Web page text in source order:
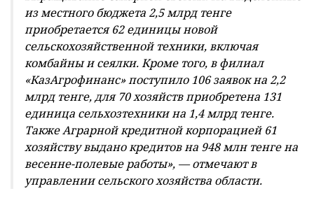
из местного бюджета 2,5 млрд тенге
приобретается 62 единицы новой
сельскохозяйственной техники, включая
комбайны и сеялки. Кроме того, в филиал
«КазАгрофинанс» поступило 106 заявок на 2,2
млрд тенге, для 70 хозяйств приобретена 131
единица сельхозтехники на 1,4 млрд тенге.
Также Аграрной кредитной корпорацией 61
хозяйству выдано кредитов на 948 млн тенге на
весенне-полевые работы», — отмечают в
управлении сельского хозяйства области.